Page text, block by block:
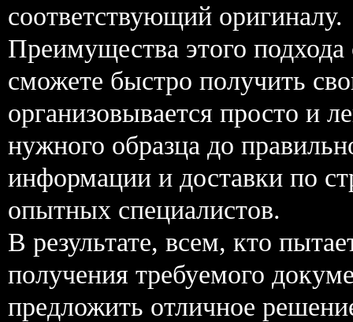
соответствующий оригиналу.
Преимущества этого
сможете быстро получить
организовывается просто и
нужного образца до
информации и доставки по
опытных специалистов.
В результате, всем, кто
получения требуемого
предложить отличное